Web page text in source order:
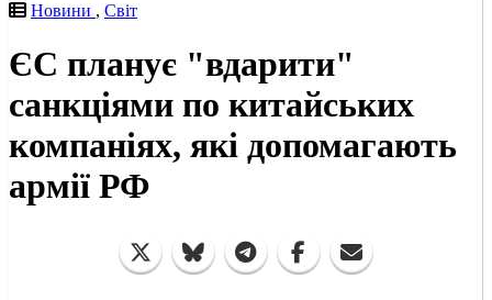
Новини , Світ
ЄС планує "вдарити"
санкціями по китайських
компаніях, які допомагають
армії РФ